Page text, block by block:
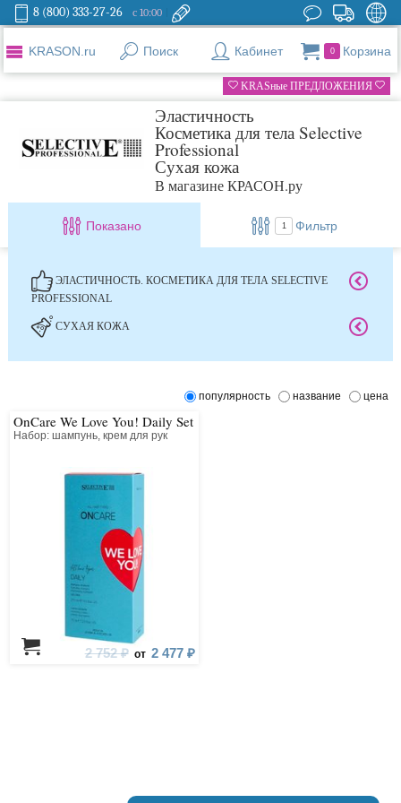
8 (800) 333-27-26 с 10:00
KRASON.ru Поиск Кабинет 0 Корзина
KRASные ПРЕДЛОЖЕНИЯ
Эластичность
Косметика для тела Selective
Professional
Сухая кожа
В магазине КРАСОН.ру
Показано 1 Фильтр
ЭЛАСТИЧНОСТЬ. КОСМЕТИКА ДЛЯ ТЕЛА SELECTIVE
PROFESSIONAL
СУХАЯ КОЖА
популярность название цена
OnCare We Love You! Daily Set
Набор: шампунь, крем для рук
2 752 ₽ от 2 477 ₽